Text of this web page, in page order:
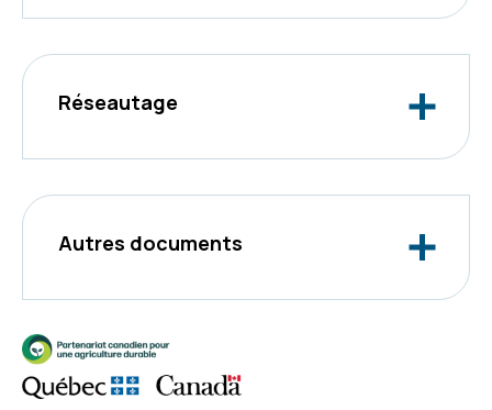
Réseautage
Autres documents